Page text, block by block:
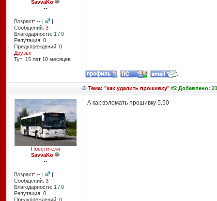
SavvaKo
--
Возраст: -- |
|
Сообщений: 3
Благодарности: 1 / 0
Репутация: 0
Предупреждений: 0
Друзья
Тут: 15 лет 10 месяцев
Тема: "как удалить прошивку"#2 Добавлено: 21
Посетители
SavvaKo
--
Возраст: -- |
|
Сообщений: 3
Благодарности: 1 / 0
Репутация: 0
Предупреждений: 0
А как взломать прошивку 5.50